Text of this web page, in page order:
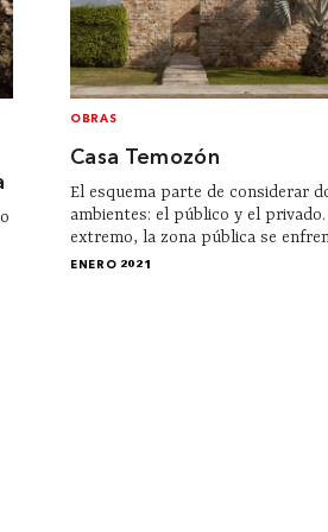
OBRAS
Casa Temozón
El esquema parte de considerar
ambientes: el público y el
extremo, la zona pública se
ENERO 2021